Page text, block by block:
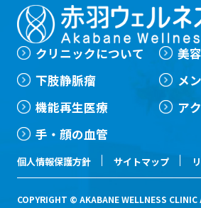
クリニックについて
下肢静脈瘤
機能再生医療
手・顔の血管
美
メ
ア
個人情報保護方針 サイトマップ
COPYRIGHT © AKABANE WELLNESS CLINIC